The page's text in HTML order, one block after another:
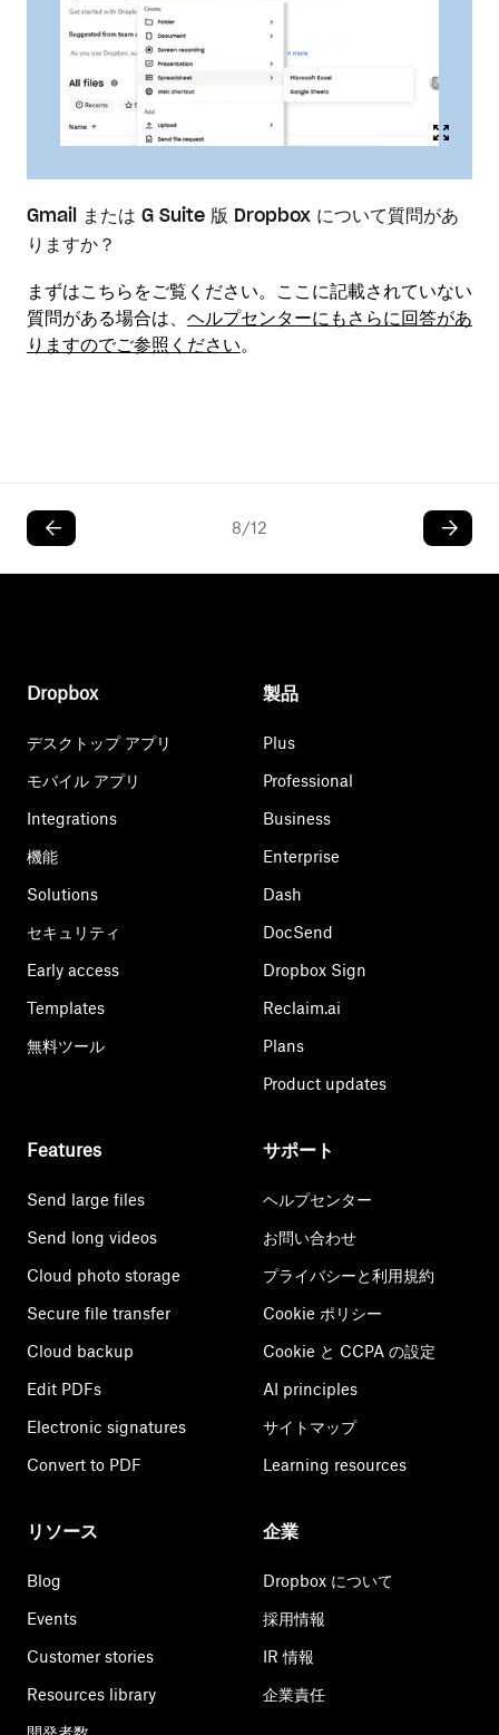
Gmail または G Suite 版 Dropbox について質問があ
りますか？
まずはこちらをご覧ください。ここに記載されていない
質問がある場合は、 ヘルプセンターにもさらに回答があ
りますのでご参照ください。
8/12
Dropbox
デスクトップ アプリ
モバイル アプリ
Integrations
機能
Solutions
セキュリティ
Early access
Templates
無料ツール
製品
Plus
Professional
Business
Enterprise
Dash
DocSend
Dropbox Sign
Reclaim.ai
Plans
Product updates
Features
Send large files
Send long videos
Cloud photo storage
Secure file transfer
Cloud backup
Edit PDFs
Electronic signatures
Convert to PDF
サポート
ヘルプセンター
お問い合わせ
プライバシーと利用規約
Cookie ポリシー
Cookie と CCPA の設定
AI principles
サイトマップ
Learning resources
リソース
Blog
Events
Customer stories
Resources library
企業
Dropbox について
採用情報
IR 情報
企業責任